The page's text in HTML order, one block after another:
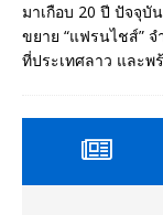
มาเกือบ 20 ปี ปัจจุบั
ขยาย “แฟรนไชส์”
ที่ประเทศลาว และพ